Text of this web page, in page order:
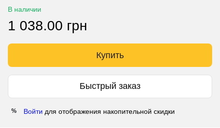
В наличии
1 038.00 грн
Купить
Быстрый заказ
% Войти для отображения накопительной скидки